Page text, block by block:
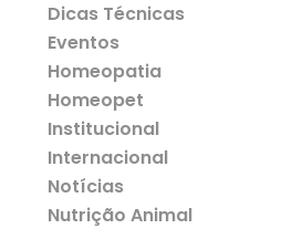
Dicas Técnicas
Eventos
Homeopatia
Homeopet
Institucional
Internacional
Notícias
Nutrição Animal